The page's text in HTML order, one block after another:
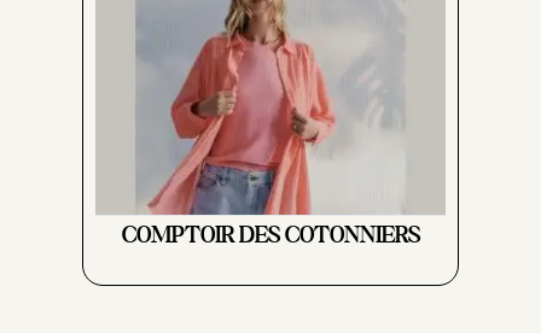
COMPTOIR DES COTONNIERS